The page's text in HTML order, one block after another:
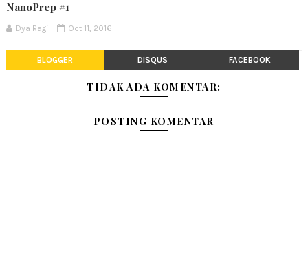
NanoPrep #1
Dya Ragil Oct 11, 2016
BLOGGER DISQUS FACEBOOK
TIDAK ADA KOMENTAR:
POSTING KOMENTAR